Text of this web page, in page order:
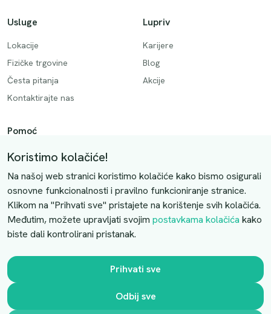
Usluge
Lokacije
Fizičke trgovine
Česta pitanja
Kontaktirajte nas
Lupriv
Karijere
Blog
Akcije
Pomoć
Način plaćanja
Dostava
Povrati i otkazivanje
Uslovi kupovine
Kontaktirajte nas
Slobodno nas kontaktirajte putem e-maila:
luprivpharm@luprivpharm.com
Koristimo kolačiće!
Na našoj web stranici koristimo kolačiće kako bismo osigurali
osnovne funkcionalnosti i pravilno funkcioniranje stranice.
Klikom na "Prihvati sve" pristajete na korištenje svih kolačića.
Međutim, možete upravljati svojim postavkama kolačića kako
biste dali kontrolirani pristanak.
Prihvati sve
Odbij sve